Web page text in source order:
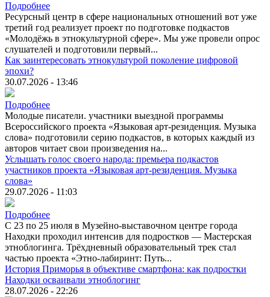
Подробнее
Ресурсный центр в сфере национальных отношений вот уже
третий год реализует проект по подготовке подкастов
«Молодёжь в этнокультурной сфере». Мы уже провели опрос
слушателей и подготовили первый...
Как заинтересовать этнокультурой поколение цифровой
эпохи?
30.07.2026 - 13:46
Подробнее
Молодые писатели. участники выездной программы
Всероссийского проекта «Языковая арт-резиденция. Музыка
слова» подготовили серию подкастов, в которых каждый из
авторов читает свои произведения на...
Услышать голос своего народа: премьера подкастов
участников проекта «Языковая арт-резиденция. Музыка
слова»
29.07.2026 - 11:03
Подробнее
С 23 по 25 июля в Музейно-выставочном центре города
Находки проходил интенсив для подростков — Мастерская
этноблогинга. Трёхдневный образовательный трек стал
частью проекта «Этно-лабиринт: Путь...
История Приморья в объективе смартфона: как подростки
Находки осваивали этноблогинг
28.07.2026 - 22:26